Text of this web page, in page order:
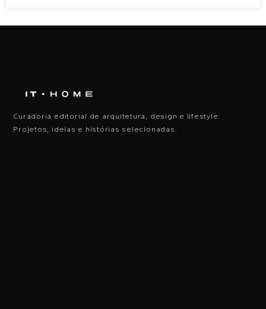
Curadoria editorial de arquitetura, design e lifestyle.
Projetos, ideias e histórias selecionadas.